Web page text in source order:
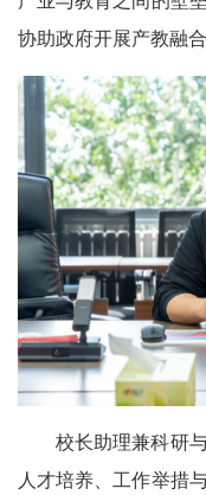
协助政府开展产教融合
校长助理兼科研
人才培养、工作举措